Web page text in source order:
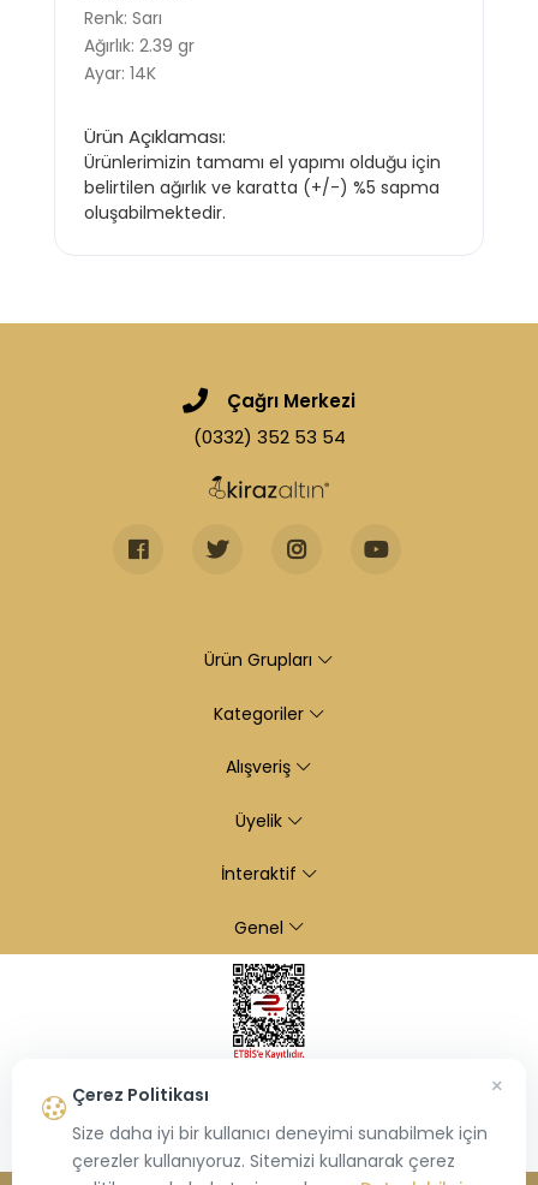
Renk: Sarı
Ağırlık: 2.39 gr
Ayar: 14K
Ürün Açıklaması:
Ürünlerimizin tamamı el yapımı olduğu için
belirtilen ağırlık ve karatta (+/-) %5 sapma
oluşabilmektedir.
Çağrı Merkezi
(0332) 352 53 54
Ürün Grupları
Kategoriler
Alışveriş
Üyelik
İnteraktif
Genel
Çerez Politikası
Size daha iyi bir kullanıcı deneyimi sunabilmek için
çerezler kullanıyoruz. Sitemizi kullanarak çerez
×